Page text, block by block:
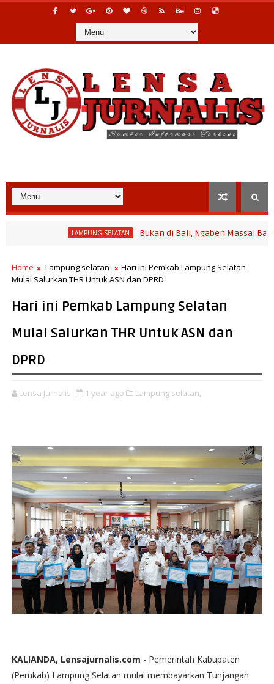
LAMPUNG SELATAN Bukan di Bali, Ngaben Massal Balinuraga
Home Lampung selatan
Hari ini Pemkab Lampung Selatan
Mulai Salurkan THR Untuk ASN dan DPRD
Hari ini Pemkab Lampung Selatan
Mulai Salurkan THR Untuk ASN dan
DPRD
Lensa Jurnalis 1 year ago Lampung selatan,
KALIANDA, Lensajurnalis.com - Pemerintah Kabupaten
(Pemkab) Lampung Selatan mulai membayarkan Tunjangan